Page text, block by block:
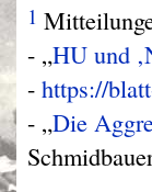
1
- „HU und
- https://
- „Die